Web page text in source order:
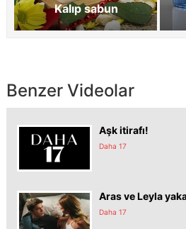
Kalıp sabun
Benzer Videolar
Aşk itirafı!
Daha 17
Aras ve Leyla
Daha 17